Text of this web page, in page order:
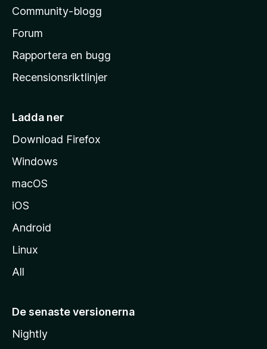
a
s
h
m
i
a
Community-blogg
Forum
Rapportera en bugg
Recensionsriktlinjer
Ladda ner
Download Firefox
Windows
macOS
iOS
Android
Linux
All
De senaste versionerna
Nightly